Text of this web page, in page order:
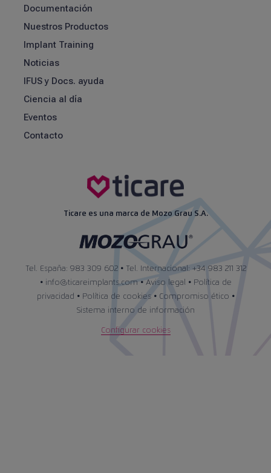
Documentación
Nuestros Productos
Implant Training
Noticias
IFUS y Docs. ayuda
Ciencia al día
Eventos
Contacto
Ticare es una marca de Mozo Grau S.A.
Tel. España: 983 309 602 • Tel. Internacional: +34 983 211 312
• info@ticareimplants.com • Aviso legal • Política de
privacidad • Política de cookies• Compromiso ético •
Sistema interno de información
Configurar cookies